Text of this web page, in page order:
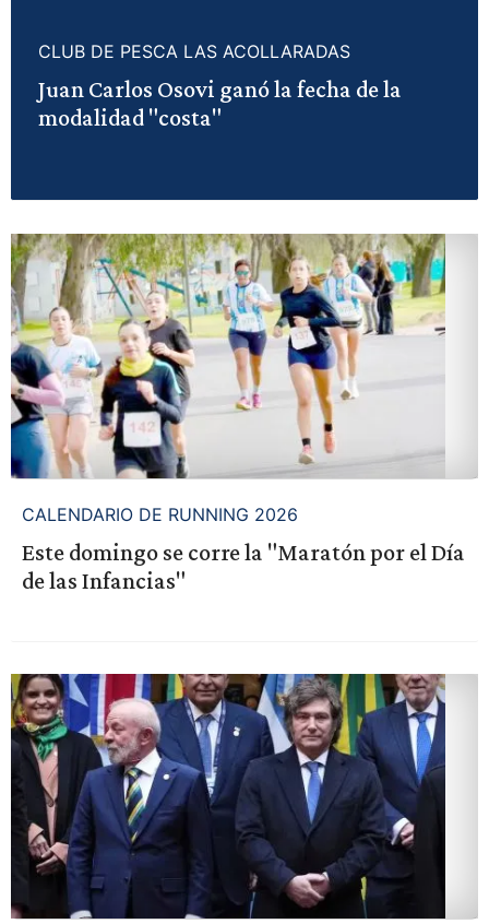
CLUB DE PESCA LAS ACOLLARADAS
Juan Carlos Osovi ganó la fecha de la
modalidad "costa"
CALENDARIO DE RUNNING 2026
Este domingo se corre la "Maratón por el Día
de las Infancias"